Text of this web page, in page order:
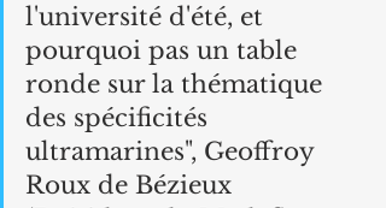
l'université d'été, et
pourquoi pas un table
ronde sur la thématique
des spécificités
ultramarines", Geoffroy
Roux de Bézieux